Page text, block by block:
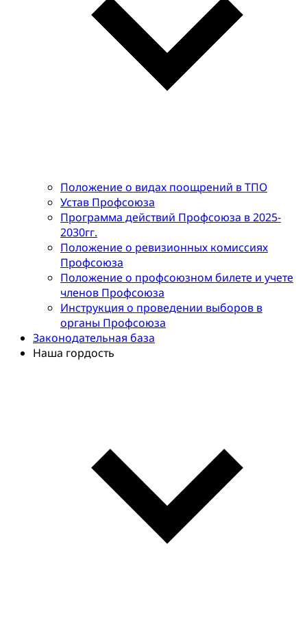
Положение о видах поощрений в ТПО
Устав Профсоюза
Программа действий Профсоюза в 2025-
2030гг.
Положение о ревизионных комиссиях
Профсоюза
Положение о профсоюзном билете и учете
членов Профсоюза
Инструкция о проведении выборов в
органы Профсоюза
Законодательная база
Наша гордость